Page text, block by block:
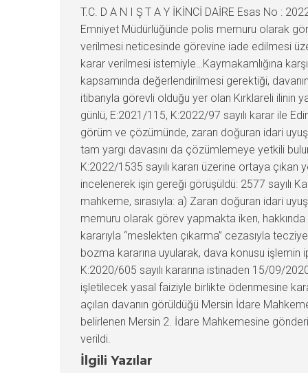
T.C. D A N I Ş T A Y İKİNCİ DAİRE Esas No :
Emniyet Müdürlüğünde polis memuru olarak
verilmesi neticesinde görevine iade edilmesi
karar verilmesi istemiyle…Kaymakamlığına
kapsamında değerlendirilmesi gerektiği,
itibarıyla görevli olduğu yer olan Kırklareli ilinin
günlü, E:2021/115, K:2022/97 sayılı karar ile
görüm ve çözümünde, zararı doğuran idari
tam yargı davasını da çözümlemeye yetkili
K:2022/1535 sayılı kararı üzerine ortaya çıkan
incelenerek işin gereği görüşüldü: 2577 sayılı
mahkeme, sırasıyla: a) Zararı doğuran idari
memuru olarak görev yapmakta iken, hakkında
kararıyla “meslekten çıkarma” cezasıyla
bozma kararına uyularak, dava konusu
K:2020/605 sayılı kararına istinaden 15/09/
işletilecek yasal faiziyle birlikte ödenmesine
açılan davanın görüldüğü Mersin İdare
belirlenen Mersin 2. İdare Mahkemesine
verildi.
İlgili Yazılar